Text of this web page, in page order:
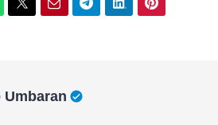
Umbaran